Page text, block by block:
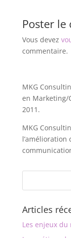
Poster
Vous devez
commentaire.
MKG
en Marketing/
2011.
MKG
Articles
Les enjeux